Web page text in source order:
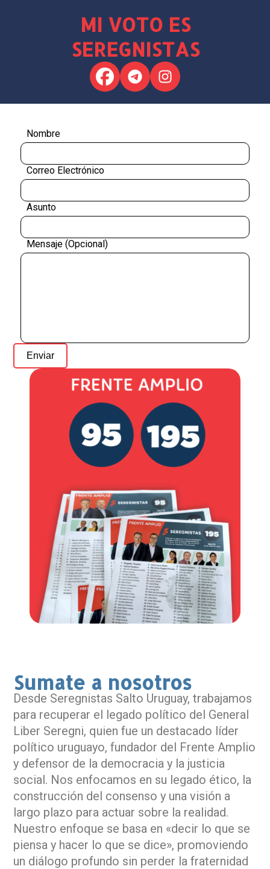
MI VOTO ES
SEREGNISTAS
Nombre
Correo Electrónico
Asunto
Mensaje (Opcional)
Enviar
Sumate a nosotros
Desde Seregnistas Salto Uruguay, trabajamos
para recuperar el legado político del General
Liber Seregni, quien fue un destacado líder
político uruguayo, fundador del Frente Amplio
y defensor de la democracia y la justicia
social. Nos enfocamos en su legado ético, la
construcción del consenso y una visión a
largo plazo para actuar sobre la realidad.
Nuestro enfoque se basa en «decir lo que se
piensa y hacer lo que se dice», promoviendo
un diálogo profundo sin perder la fraternidad